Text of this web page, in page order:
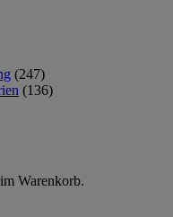
Warenkorb.
(247)
(136)